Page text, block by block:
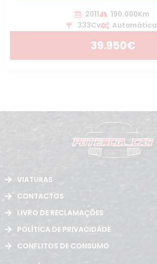
2011
190.000Km
333Cv
Automática
39.950€
VIATURAS
CONTACTOS
LIVRO DE RECLAMAÇÕES
POLÍTICA DE PRIVACIDADE
CONFLITOS DE CONSUMO